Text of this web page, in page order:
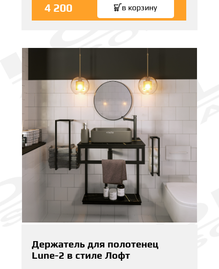
4 200 в корзину
Держатель для полотенец
Lune-2 в стиле Лофт